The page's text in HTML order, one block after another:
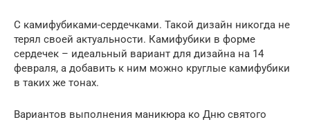
С камифубиками-сердечками. Такой дизайн никогда не
терял своей актуальности. Камифубики в форме
сердечек – идеальный вариант для дизайна на 14
февраля, а добавить к ним можно круглые камифубики
в таких же тонах.
Вариантов выполнения маникюра ко Дню святого